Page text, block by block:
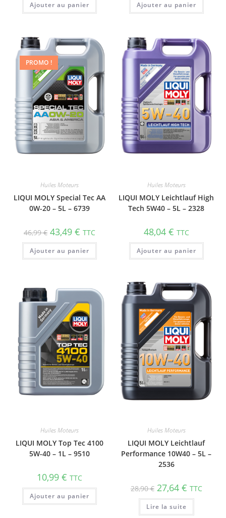
Ajouter au panier Ajouter au panier
PROMO !
Huiles Moteurs
LIQUI MOLY Special Tec AA
0W-20 – 5L – 6739
46,99€ 43,49€ TTC
Ajouter au panier
Huiles Moteurs
LIQUI MOLY Leichtlauf High
Tech 5W40 – 5L – 2328
48,04 € TTC
Ajouter au panier
Huiles Moteurs
LIQUI MOLY Top Tec 4100
5W-40 – 1L – 9510
10,99€ TTC
Ajouter au panier
Huiles Moteurs
LIQUI MOLY Leichtlauf
Performance 10W40 – 5L –
2536
28,90€ 27,64 € TTC
Lire la suite